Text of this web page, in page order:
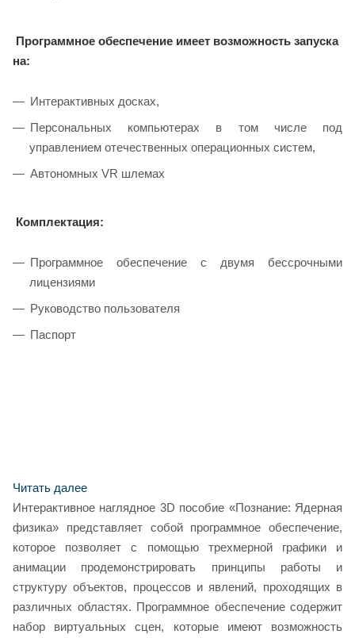
Программное обеспечение имеет возможность запуска
на:
Интерактивных досках,
Персональных компьютерах в том числе под
управлением отечественных операционных систем,
Автономных VR шлемах
Комплектация:
Программное обеспечение с двумя бессрочными
лицензиями
Руководство пользователя
Паспорт
Читать далее
Интерактивное наглядное 3D пособие «Познание: Ядерная
физика» представляет собой программное обеспечение,
которое позволяет с помощью трехмерной графики и
анимации продемонстрировать принципы работы и
структуру объектов, процессов и явлений, проходящих в
различных областях. Программное обеспечение содержит
набор виртуальных сцен, которые имеют возможность